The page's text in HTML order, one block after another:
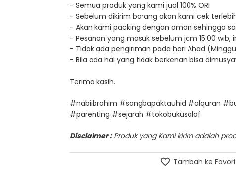
- Semua produk yang kami jual 100% ORI
- Sebelum dikirim barang akan kami cek
- Akan kami packing dengan aman sehingga
- Pesanan yang masuk sebelum jam 15.00 wib,
- Tidak ada pengiriman pada hari Ahad
- Bila ada hal yang tidak berkenan bisa
Terima kasih.
#nabiibrahim #sangbapaktauhid #alquran
#parenting #sejarah #tokobukusalaf
Disclaimer :Produk yang Kami kirim adalah
Tambah ke